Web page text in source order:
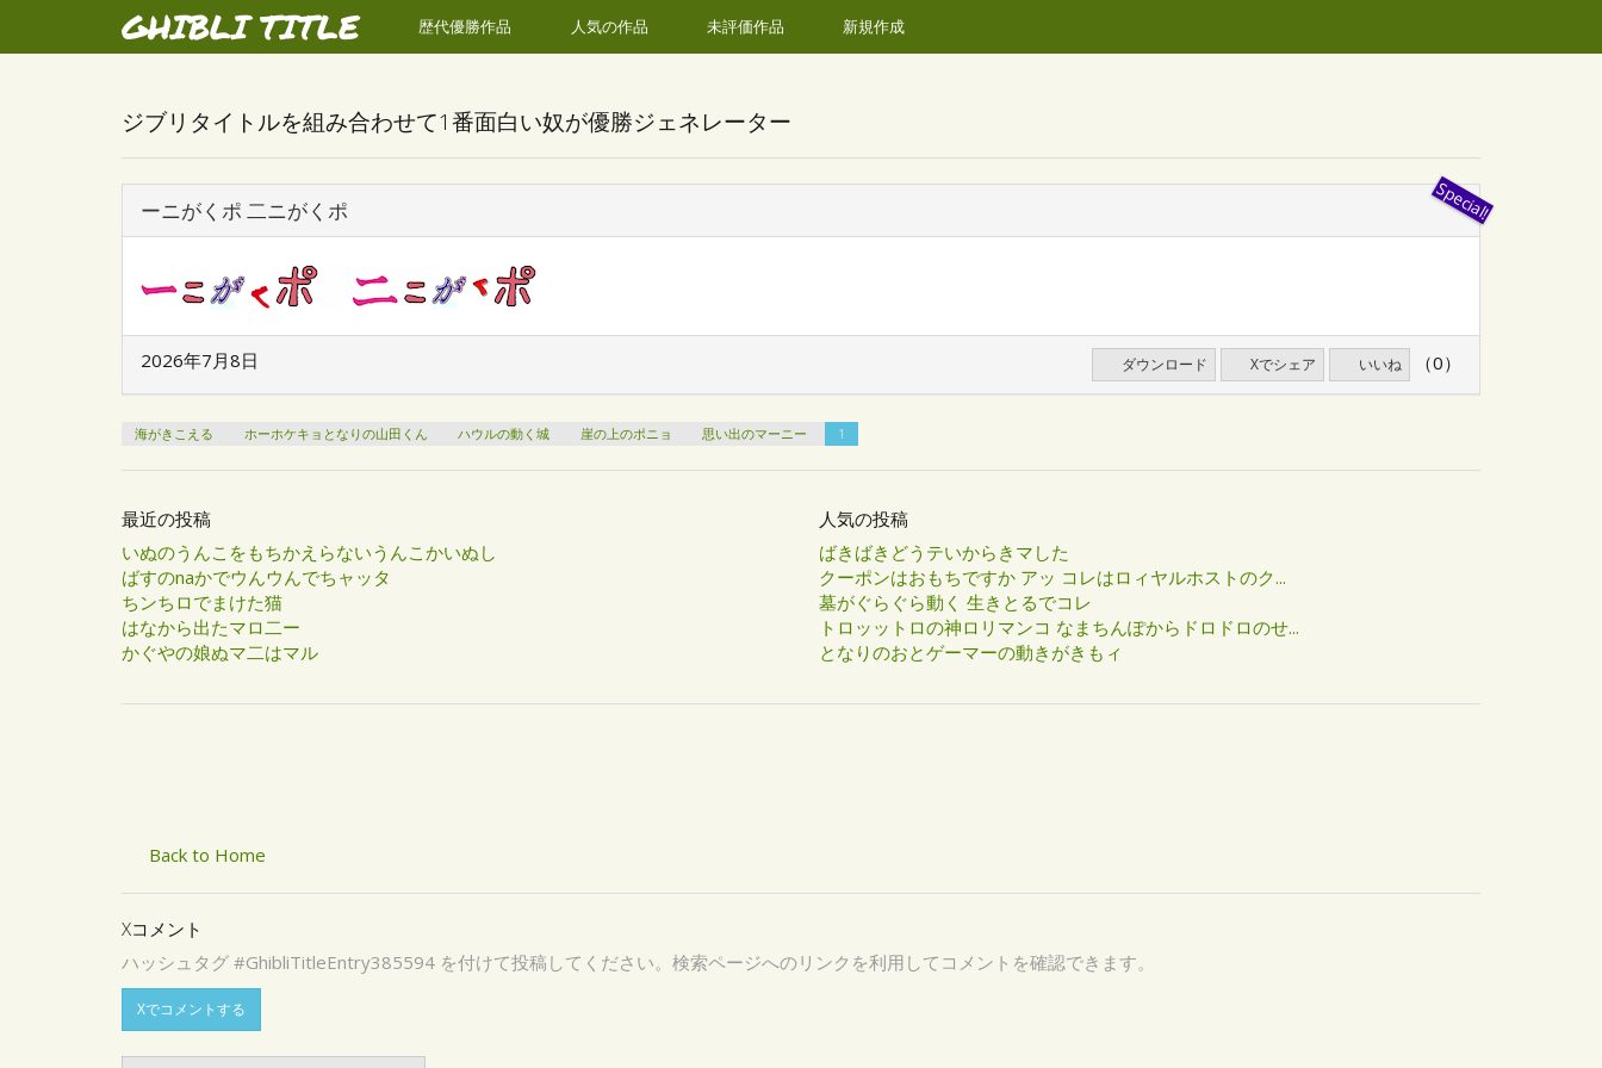
GHIBLI TITLE 歴代優勝作品 人気の作品 未評価作品 新規作成
ジブリタイトルを組み合わせて1番面白い奴が優勝ジェネレーター
ーニがくポ 二ニがくポ
2026年7月8日 ダウンロード Xでシェア いいね （0）
海がきこえる ホーホケキョとなりの山田くん ハウルの動く城 崖の上のポニョ 思い出のマーニー 1
最近の投稿
いぬのうんこをもちかえらないうんこかいぬし
ばすのnaかでウんウんでちャッタ
ちンちロでまけた猫
はなから出たマロ二ー
かぐやの娘ぬマ二はマル
人気の投稿
ばきばきどうテいからきマした
クーポンはおもちですか アッ コレはロィヤルホストのク...
墓がぐらぐら動く 生きとるでコレ
トロッットロの神ロリマンコ なまちんぽからドロドロのせ...
となりのおとゲーマーの動きがきもィ
Back to Home
Xコメント
ハッシュタグ #GhibliTitleEntry385594 を付けて投稿してください。検索ページへのリンクを利用してコメントを確認できます。
Xでコメントする